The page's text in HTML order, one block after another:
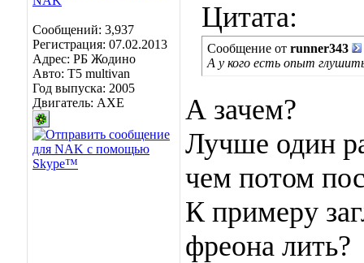
Сообщений: 3,937
Регистрация: 07.02.2013
Адрес: РБ Жодино
Авто: T5 multivan
Год выпуска: 2005
Двигатель: AXE
Цитата:
Сообщение от runner343
А у кого есть опыт
А зачем?
Лучше один
чем потом
К примеру
фреона лить?